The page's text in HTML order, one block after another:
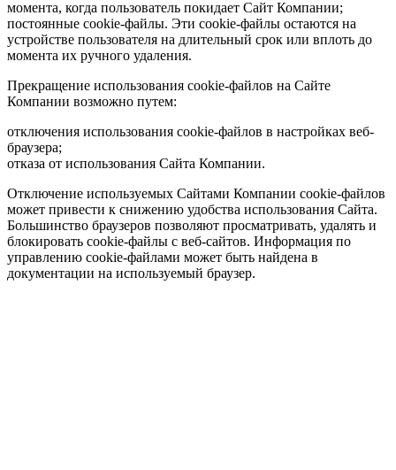
момента, когда пользователь покидает Сайт Компании;
постоянные cookie-файлы. Эти cookie-файлы остаются на
устройстве пользователя на длительный срок или вплоть до
момента их ручного удаления.
Прекращение использования cookie-файлов на Сайте
Компании возможно путем:
отключения использования cookie-файлов в настройках веб-
браузера;
отказа от использования Сайта Компании.
Отключение используемых Сайтами Компании cookie-файлов
может привести к снижению удобства использования Сайта.
Большинство браузеров позволяют просматривать, удалять и
блокировать cookie-файлы c веб-сайтов. Информация по
управлению cookie-файлами может быть найдена в
документации на используемый браузер.